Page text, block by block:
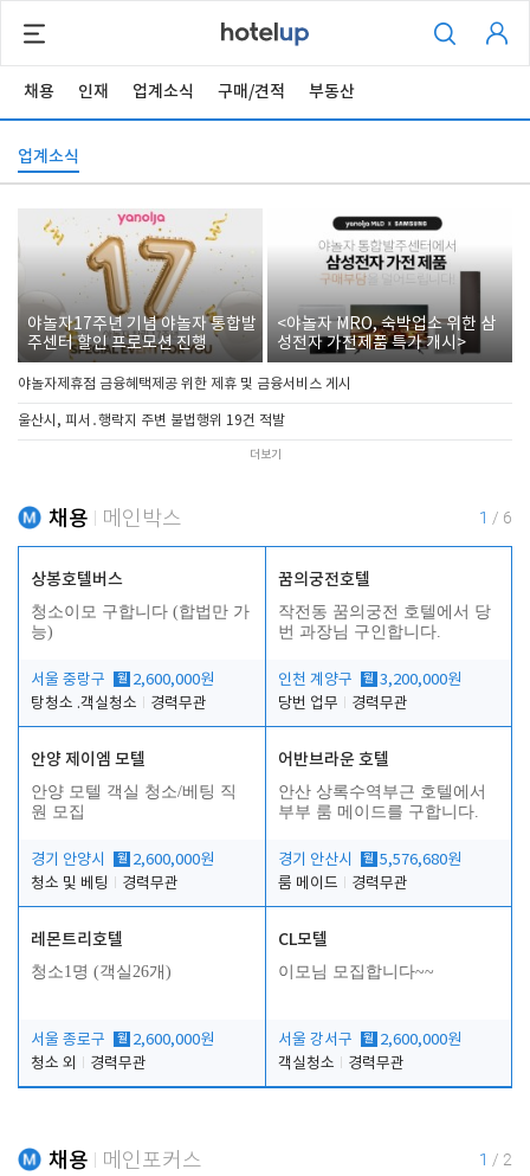
채용 인재 업계소식 구매/견적 부동산
업계소식
야놀자17주년 기념 야놀자 통합발
주센터 할인 프로모션 진행
<야놀자 MRO, 숙박업소 위한 삼
성전자 가전제품 특가 개시>
야놀자제휴점 금융혜택제공 위한 제휴 및 금융서비스 게시
울산시, 피서․행락지 주변 불법행위 19건 적발
더보기
채용 메인박스 1 / 6
상봉호텔버스
청소이모 구합니다 (합법만 가
능)
서울 중랑구 월 2,600,000원
탕청소 .객실청소
경력무관
꿈의궁전호텔
작전동 꿈의궁전 호텔에서 당
번 과장님 구인합니다.
인천 계양구 월 3,200,000원
당번 업무
경력무관
안양 제이엠 모텔
안양 모텔 객실 청소/베팅 직
원 모집
경기 안양시 월 2,600,000원
청소 및 베팅
경력무관
어반브라운 호텔
안산 상록수역부근 호텔에서
부부 룸 메이드를 구합니다.
경기 안산시 월 5,576,680원
룸 메이드
경력무관
레몬트리호텔
청소1명 (객실26개)
서울 종로구 월 2,600,000원
청소 외
경력무관
CL모텔
이모님 모집합니다~~
서울 강서구 월 2,600,000원
객실청소
경력무관
채용 메인포커스 1 / 2